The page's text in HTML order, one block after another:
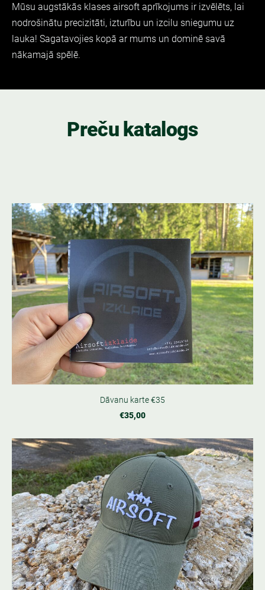
Mūsu augstākās klases airsoft aprīkojums ir izvēlēts, lai
nodrošinātu precizitāti, izturību un izcilu sniegumu uz
lauka! Sagatavojies kopā ar mums un dominē savā
nākamajā spēlē.
Preču katalogs
Dāvanu karte €35
€35,00